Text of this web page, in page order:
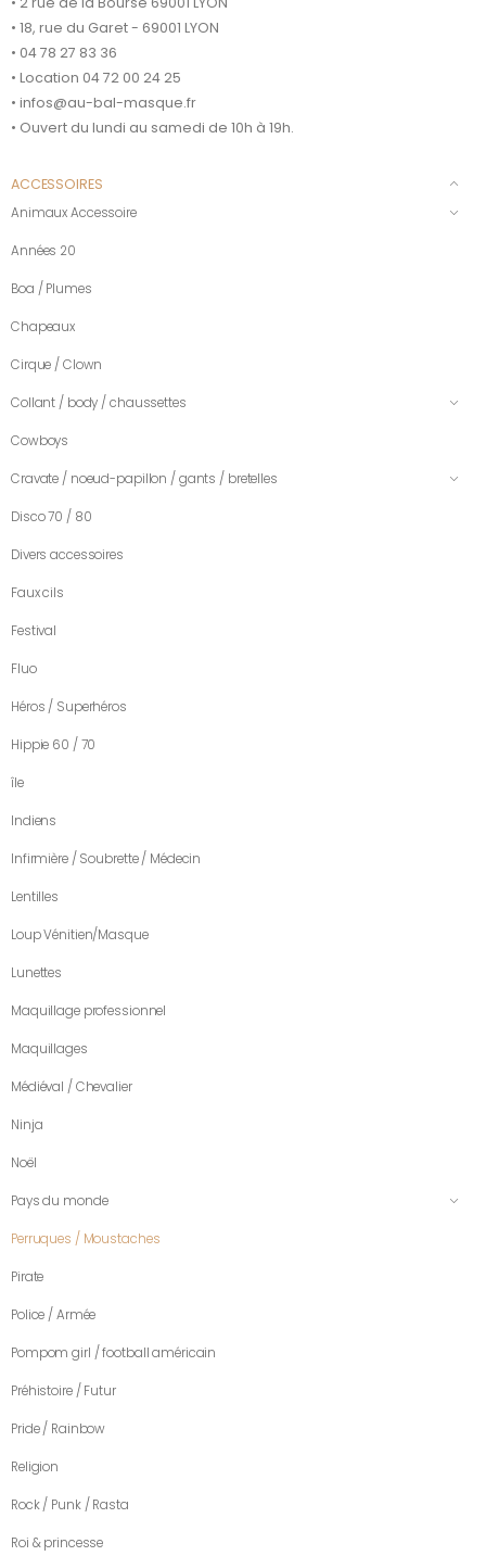
• 18, rue du Garet - 69001 LYON
• 04 78 27 83 36
• Location 04 72 00 24 25
• infos@au-bal-masque.fr
• Ouvert du lundi au samedi de 10h à 19h.
ACCESSOIRES
Animaux Accessoire
Années 20
Boa / Plumes
Chapeaux
Cirque / Clown
Collant / body / chaussettes
Cowboys
Cravate / noeud-papillon / gants / bretelles
Disco 70 / 80
Divers accessoires
Faux cils
Festival
Fluo
Héros / Superhéros
Hippie 60 / 70
île
Indiens
Infirmière / Soubrette / Médecin
Lentilles
Loup Vénitien/Masque
Lunettes
Maquillage professionnel
Maquillages
Médiéval / Chevalier
Ninja
Noël
Pays du monde
Perruques / Moustaches
Pirate
Police / Armée
Pompom girl / football américain
Préhistoire / Futur
Pride / Rainbow
Religion
Rock / Punk / Rasta
Roi & princesse